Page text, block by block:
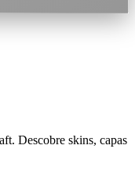
Descobre skins, capas